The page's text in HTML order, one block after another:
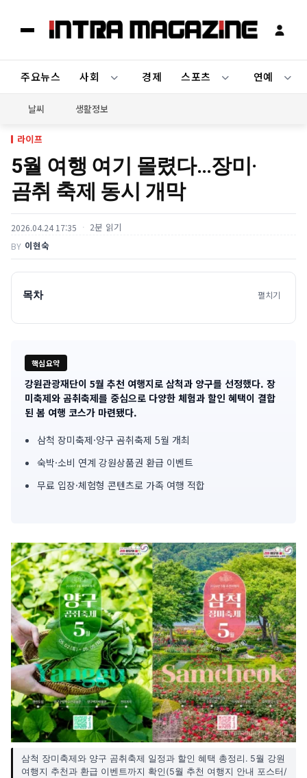
주요뉴스 사회 경제 스포츠 연예
날씨 생활정보
라이프
5월 여행 여기 몰렸다…장미·
곰취 축제 동시 개막
2026.04.24 17:35 2분 읽기
BY 이현숙
목차 펼치기
핵심요약
기
사
핵
심
강원관광재단이 5월 추천 여행지로 삼척과 양구를 선정했다. 장
미축제와 곰취축제를 중심으로 다양한 체험과 할인 혜택이 결합
된 봄 여행 코스가 마련됐다.
삼척 장미축제·양구 곰취축제 5월 개최
숙박·소비 연계 강원상품권 환급 이벤트
무료 입장·체험형 콘텐츠로 가족 여행 적합
삼척 장미축제와 양구 곰취축제 일정과 할인 혜택 총정리. 5월 강원
여행지 추천과 환급 이벤트까지 확인(5월 추천 여행지 안내 포스터/